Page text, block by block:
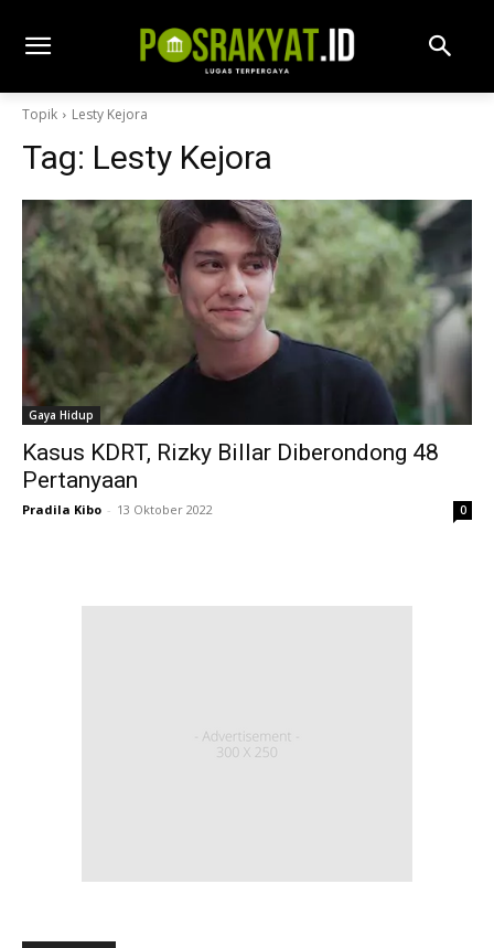
Topik Lesty Kejora
Tag: Lesty Kejora
Gaya Hidup
Kasus KDRT, Rizky Billar Diberondong 48
Pertanyaan
Pradila Kibo - 13 Oktober 2022 0